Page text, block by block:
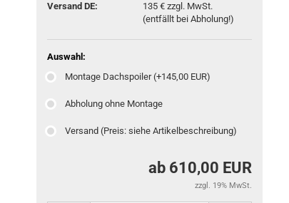
vergessen?Versand DE:
135 € zzgl. MwSt.
(entfällt bei Abholung!)
Auswahl:
Montage Dachspoiler (+145,00 EUR)
Abholung ohne Montage
Versand (Preis: siehe Artikelbeschreibung)
ab 610,00 EUR
zzgl. 19% MwSt.